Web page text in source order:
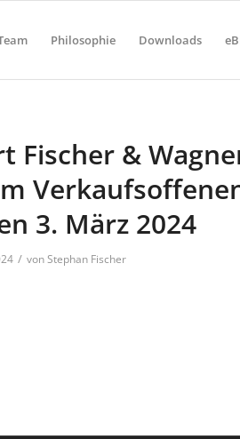
Philosophie Downloads
Fischer &
3. März 2024
/ vonStephan Fischer